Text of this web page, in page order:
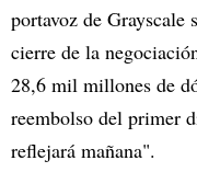
portavoz de
cierre de la
28,6 mil millones de
reembolso del primer
reflejará mañana".